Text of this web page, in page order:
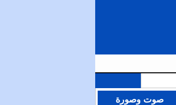
صوت وصورة